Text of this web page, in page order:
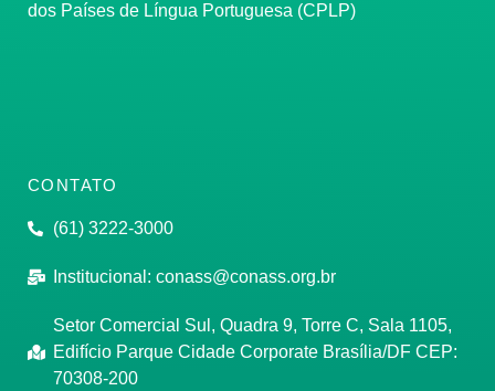
dos Países de Língua Portuguesa (CPLP)
CONTATO
(61) 3222-3000
Institucional: conass@conass.org.br
Setor Comercial Sul, Quadra 9, Torre C, Sala 1105,
Edifício Parque Cidade Corporate Brasília/DF CEP:
70308-200